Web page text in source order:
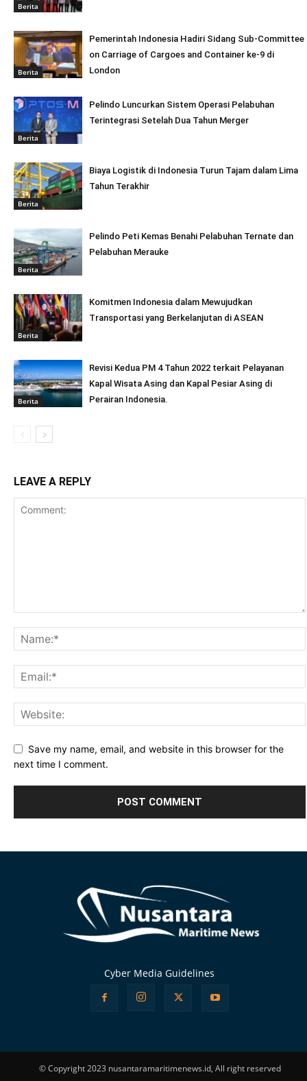
Berita
Berita
Pemerintah Indonesia Hadiri Sidang Sub-Committee
on Carriage of Cargoes and Container ke-9 di
London
Berita
Pelindo Luncurkan Sistem Operasi Pelabuhan
Terintegrasi Setelah Dua Tahun Merger
Berita
Biaya Logistik di Indonesia Turun Tajam dalam Lima
Tahun Terakhir
Berita
Pelindo Peti Kemas Benahi Pelabuhan Ternate dan
Pelabuhan Merauke
Berita
Komitmen Indonesia dalam Mewujudkan
Transportasi yang Berkelanjutan di ASEAN
Berita
Revisi Kedua PM 4 Tahun 2022 terkait Pelayanan
Kapal Wisata Asing dan Kapal Pesiar Asing di
Perairan Indonesia.
LEAVE A REPLY
Save my name, email, and website in this browser for the
next time I comment.
Cyber Media Guidelines
© Copyright 2023 nusantaramaritimenews.id, All right reserved